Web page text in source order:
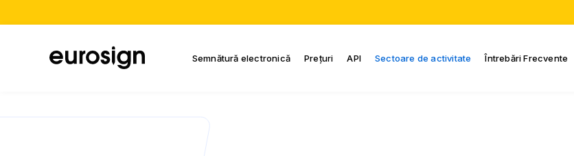
Semnătură electronică Prețuri API Sectoare de activitate Întrebări Frecvente